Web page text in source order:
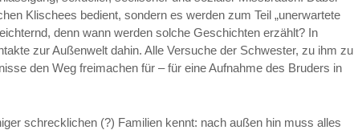
Klischees bedient, sondern es werden zum Teil „unerwartete
denn wann werden solche Geschichten erzählt? In
zur Außenwelt dahin. Alle Versuche der Schwester, zu ihm zu
den Weg freimachen für – für eine Aufnahme des Bruders in
schrecklichen (?) Familien kennt: nach außen hin muss alles